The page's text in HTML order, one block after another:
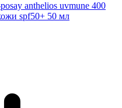
anthelios uvmune 400
spf50+ 50 мл